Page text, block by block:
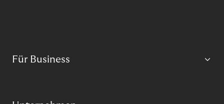
Für Business